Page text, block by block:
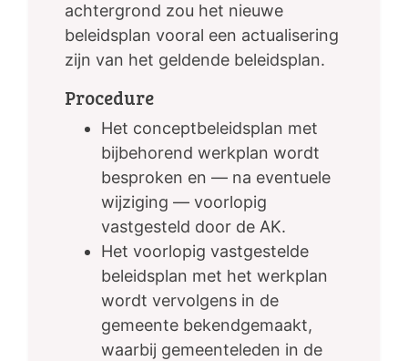
achtergrond zou het nieuwe
beleidsplan vooral een actualisering
zijn van het geldende beleidsplan.
Procedure
Het conceptbeleidsplan met
bijbehorend werkplan wordt
besproken en — na eventuele
wijziging — voorlopig
vastgesteld door de AK.
Het voorlopig vastgestelde
beleidsplan met het werkplan
wordt vervolgens in de
gemeente bekendgemaakt,
waarbij gemeenteleden in de